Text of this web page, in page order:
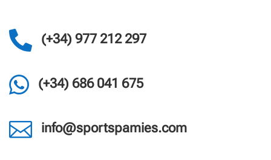
 (+34) 977 212 297
 (+34) 686 041 675
 info@sportspamies.com